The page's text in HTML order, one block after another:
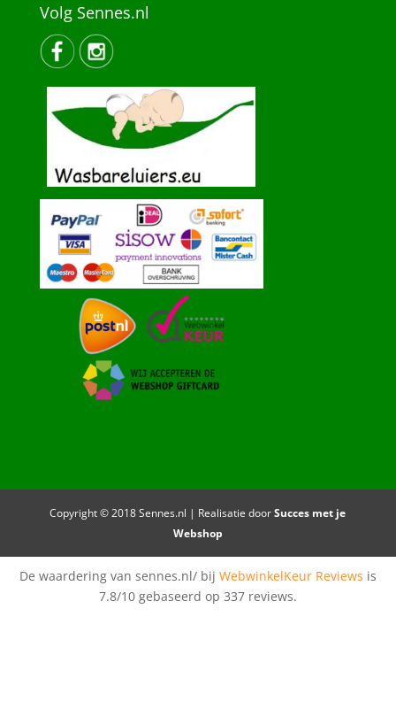
Volg Sennes.nl
Copyright © 2018 Sennes.nl | Realisatie doorSucces met je
Webshop
De waardering van sennes.nl/ bij WebwinkelKeur Reviews is
7.8/10 gebaseerd op 337 reviews.